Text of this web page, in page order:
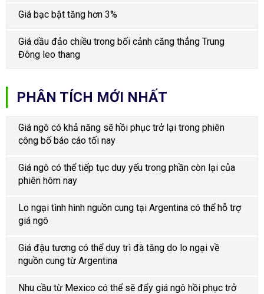
Giá bạc bật tăng hơn 3%
Giá dầu đảo chiều trong bối cảnh căng thẳng Trung
Đông leo thang
PHÂN TÍCH MỚI NHẤT
Giá ngô có khả năng sẽ hồi phục trở lại trong phiên
công bố báo cáo tối nay
Giá ngô có thể tiếp tục duy yếu trong phần còn lại của
phiên hôm nay
Lo ngại tình hình nguồn cung tại Argentina có thể hỗ trợ
giá ngô
Giá đậu tương có thể duy trì đà tăng do lo ngại về
nguồn cung từ Argentina
Nhu cầu từ Mexico có thể sẽ đẩy giá ngô hồi phục trở